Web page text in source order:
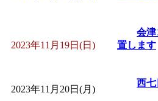
2023年11月19日(日)
会
置します
2023年11月20日(月)
西